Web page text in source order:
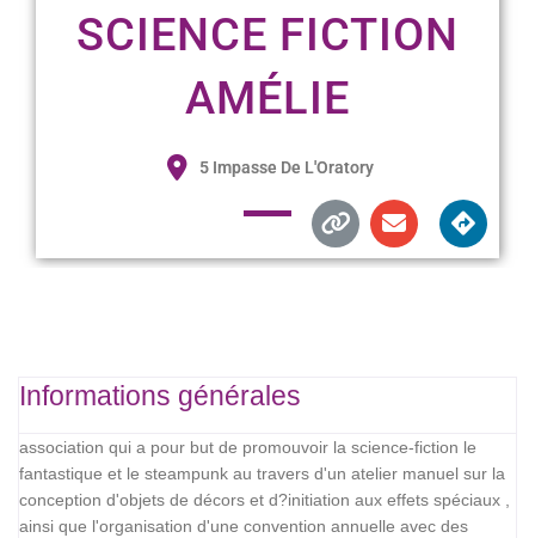
SCIENCE FICTION
AMÉLIE
5 Impasse De L'Oratory
Informations générales
association qui a pour but de promouvoir la science-fiction le
fantastique et le steampunk au travers d'un atelier manuel sur la
conception d'objets de décors et d?initiation aux effets spéciaux ,
ainsi que l'organisation d'une convention annuelle avec des